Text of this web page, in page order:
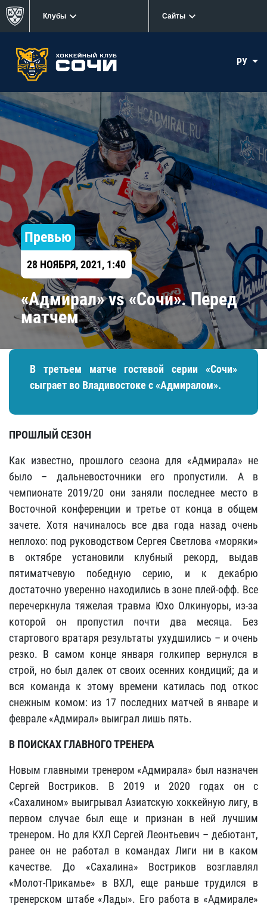
Клубы Сайты
РУ
Превью
28 НОЯБРЯ, 2021, 1:40
«Адмирал» vs «Сочи». Перед
матчем
В третьем матче гостевой серии «Сочи»
сыграет во Владивостоке с «Адмиралом».
ПРОШЛЫЙ СЕЗОН
Как известно, прошлого сезона для «Адмирала» не
было – дальневосточники его пропустили. А в
чемпионате 2019/20 они заняли последнее место в
Восточной конференции и третье от конца в общем
зачете. Хотя начиналось все два года назад очень
неплохо: под руководством Сергея Светлова «моряки»
в октябре установили клубный рекорд, выдав
пятиматчевую победную серию, и к декабрю
достаточно уверенно находились в зоне плей-офф. Все
перечеркнула тяжелая травма Юхо Олкинуоры, из-за
которой он пропустил почти два месяца. Без
стартового вратаря результаты ухудшились – и очень
резко. В самом конце января голкипер вернулся в
строй, но был далек от своих осенних кондиций; да и
вся команда к этому времени катилась под откос
снежным комом: из 17 последних матчей в январе и
феврале «Адмирал» выиграл лишь пять.
В ПОИСКАХ ГЛАВНОГО ТРЕНЕРА
Новым главными тренером «Адмирала» был назначен
Сергей Востриков. В 2019 и 2020 годах он с
«Сахалином» выигрывал Азиатскую хоккейную лигу, в
первом случае был еще и признан в ней лучшим
тренером. Но для КХЛ Сергей Леонтьевич – дебютант,
ранее он не работал в командах Лиги ни в каком
качестве. До «Сахалина» Востриков возглавлял
«Молот-Прикамье» в ВХЛ, еще раньше трудился в
тренерском штабе «Лады». Его работа в «Адмирале»